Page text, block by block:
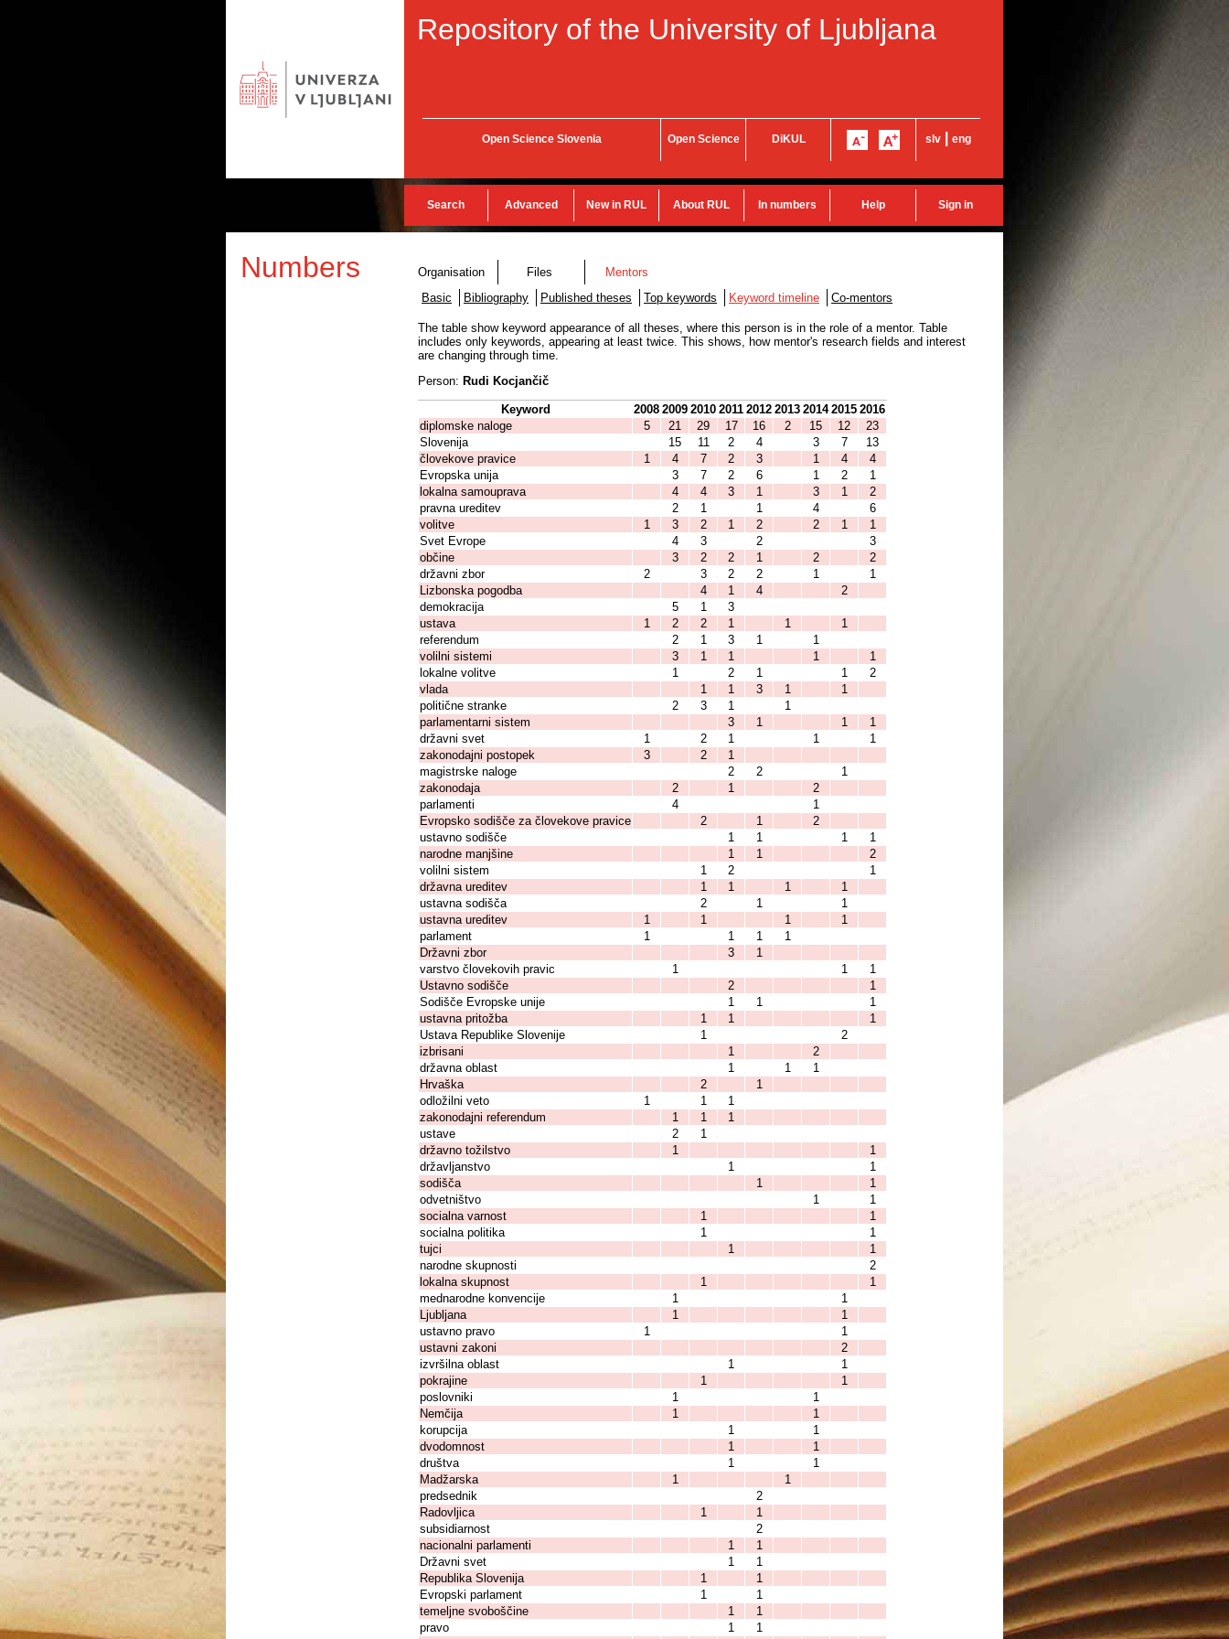
Repository of the University of Ljubljana
Open Science Slovenia Open Science DiKUL slv eng
Search Advanced New in RUL About RUL In numbers Help Sign in
Numbers Organisation Files
Mentors
Basic
Bibliography Published theses Top keywords Keyword timeline Co-mentors
The table show keyword appearance of all theses, where this person is in the role of a mentor. Table
includes only keywords, appearing at least twice. This shows, how mentor's research fields and interest
are changing through time.
Person: Rudi Kocjančič
Keyword 2008 2009 2010 2011 2012 2013 2014 2015 2016
diplomske naloge
5 21 29 17 16 2 15 12
23
Slovenija
15 11 2 4 3 7
13
človekove pravice
1 4 7 2 3 1 4
4
Evropska unija
3 7 2 6 1 2
1
lokalna samouprava
4 4 3 1 3 1
2
pravna ureditev
2 1 1 4
6
volitve
1 3 2 1 2 2 1
1
Svet Evrope
4 3 2
3
občine
3 2 2 1 2
2
državni zbor
2 3 2 2 1
1
Lizbonska pogodba
4 1 4
2
demokracija
5 1
3
ustava
1 2 2 1 1
1
referendum
2 1 3 1
1
volilni sistemi
3 1 1 1
1
lokalne volitve
1 2 1 1
2
vlada
1 1 3 1
1
politične stranke
2 3 1
1
parlamentarni sistem
3 1 1
1
državni svet
1 2 1 1
1
zakonodajni postopek
3 2
1
magistrske naloge
2 2
1
zakonodaja
2 1
2
parlamenti
4
1
Evropsko sodišče za človekove pravice
2 1
2
ustavno sodišče
1 1 1
1
narodne manjšine
1 1
2
volilni sistem
1 2
1
državna ureditev
1 1 1
1
ustavna sodišča
2 1
1
ustavna ureditev
1 1 1
1
parlament
1 1 1
1
Državni zbor
3
1
varstvo človekovih pravic
1 1
1
Ustavno sodišče
2
1
Sodišče Evropske unije
1 1
1
ustavna pritožba
1 1
1
Ustava Republike Slovenije
1
2
izbrisani
1
2
državna oblast
1 1
1
Hrvaška
2
1
odložilni veto
1 1
1
zakonodajni referendum
1 1
1
ustave
2
1
državno tožilstvo
1
1
državljanstvo
1
1
sodišča
1
1
odvetništvo
1
1
socialna varnost
1
1
socialna politika
1
1
tujci
1
1
narodne skupnosti
2
lokalna skupnost
1
1
mednarodne konvencije
1
1
Ljubljana
1
1
ustavno pravo
1
1
ustavni zakoni
2
izvršilna oblast
1
1
pokrajine
1
1
poslovniki
1
1
Nemčija
1
1
korupcija
1
1
dvodomnost
1
1
društva
1
1
Madžarska
1
1
predsednik
2
Radovljica
1
1
subsidiarnost
2
nacionalni parlamenti
1
1
Državni svet
1
1
Republika Slovenija
1
1
Evropski parlament
1
1
temeljne svoboščine
1
1
pravo
1
1